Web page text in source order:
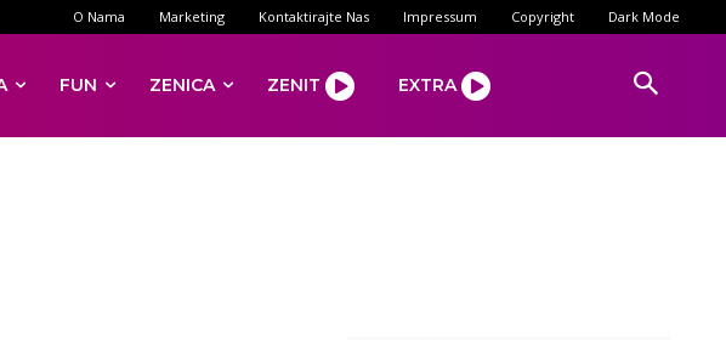
O Nama Marketing Kontaktirajte Nas Impressum Copyright Dark Mode
FUN ZENICA ZENIT EXTRA